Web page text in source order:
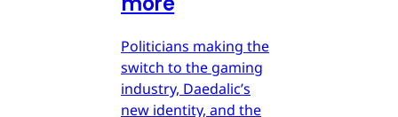
Politicians making the
switch to the gaming
industry, Daedalic’s
new identity, and the